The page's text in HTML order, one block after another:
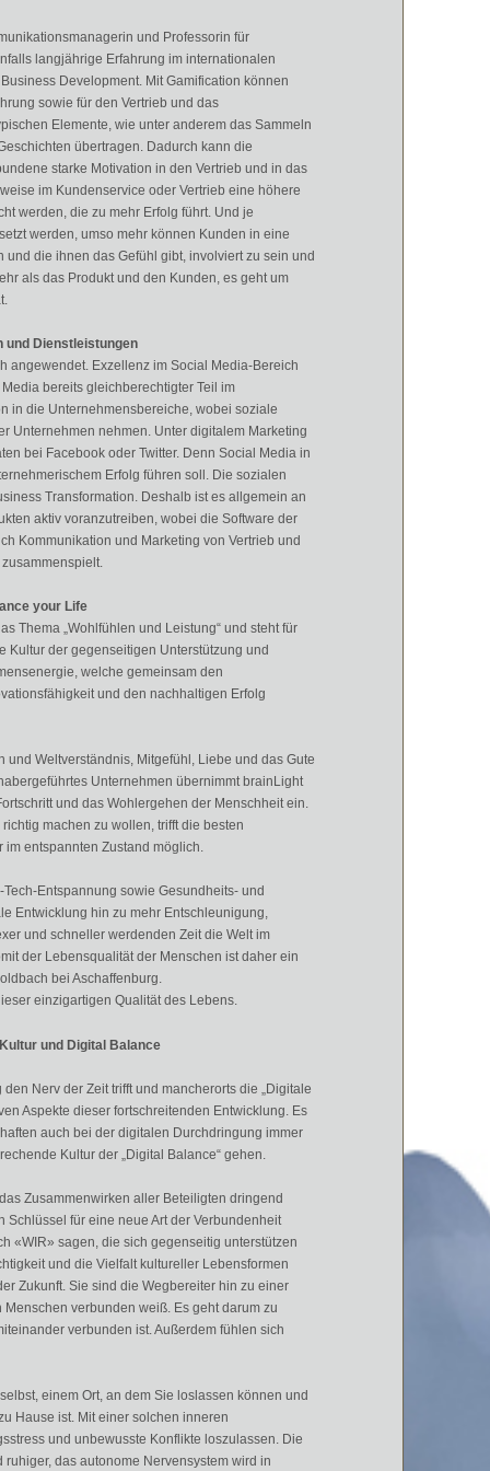
und Professorin für
langjährige Erfahrung im internationalen
Development. Mit Gamification können
sowie für den Vertrieb und das
Elemente, wie unter anderem das Sammeln
übertragen. Dadurch kann die
starke Motivation in den Vertrieb und in das
im Kundenservice oder Vertrieb eine höhere
werden, die zu mehr Erfolg führt. Und je
werden, umso mehr können Kunden in eine
die ihnen das Gefühl gibt, involviert zu sein und
als das Produkt und den Kunden, es geht um
und Dienstleistungen
angewendet. Exzellenz im Social Media-Bereich
bereits gleichberechtigter Teil im
in die Unternehmensbereiche, wobei soziale
Unternehmen nehmen. Unter digitalem Marketing
bei Facebook oder Twitter. Denn Social Media in
Erfolg führen soll. Die sozialen
Transformation. Deshalb ist es allgemein an
aktiv voranzutreiben, wobei die Software der
Kommunikation und Marketing von Vertrieb und
your Life
Thema „Wohlfühlen und Leistung“ und steht für
Kultur der gegenseitigen Unterstützung und
welche gemeinsam den
und den nachhaltigen Erfolg
Weltverständnis, Mitgefühl, Liebe und das Gute
Unternehmen übernimmt brainLight
und das Wohlergehen der Menschheit ein.
machen zu wollen, trifft die besten
im entspannten Zustand möglich.
Entspannung sowie Gesundheits- und
Entwicklung hin zu mehr Entschleunigung,
und schneller werdenden Zeit die Welt im
der Lebensqualität der Menschen ist daher ein
bei Aschaffenburg.
einzigartigen Qualität des Lebens.
und Digital Balance
Nerv der Zeit trifft und mancherorts die „Digitale
Aspekte dieser fortschreitenden Entwicklung. Es
auch bei der digitalen Durchdringung immer
Kultur der „Digital Balance“ gehen.
Zusammenwirken aller Beteiligten dringend
für eine neue Art der Verbundenheit
«WIR» sagen, die sich gegenseitig unterstützen
und die Vielfalt kultureller Lebensformen
Zukunft. Sie sind die Wegbereiter hin zu einer
verbunden weiß. Es geht darum zu
verbunden ist. Außerdem fühlen sich
einem Ort, an dem Sie loslassen können und
Hause ist. Mit einer solchen inneren
und unbewusste Konflikte loszulassen. Die
das autonome Nervensystem wird in